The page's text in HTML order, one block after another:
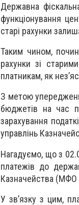
Державна
функціонування
старі рахунки
Таким чином,
рахунки зі
платникам, як
З метою
бюджетів на час
зарахування
управлінь
Нагадуємо, що з
платежів до
Казначейства (МФО
У зв’язку з цим,